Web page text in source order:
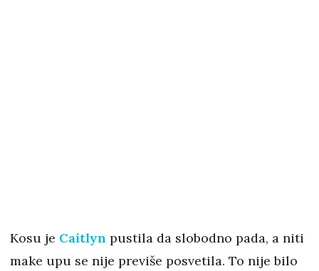
Kosu je Caitlyn pustila da slobodno pada, a niti
make upu se nije previše posvetila. To nije bilo